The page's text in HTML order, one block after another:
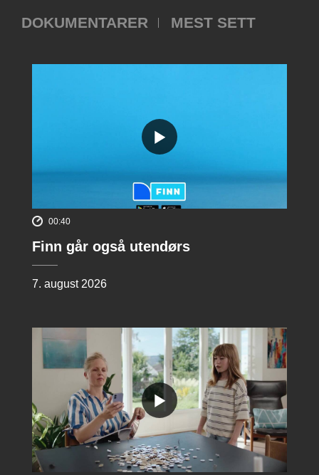
DOKUMENTARER
MEST SETT
00:40
Finn går også utendørs
7. august 2026